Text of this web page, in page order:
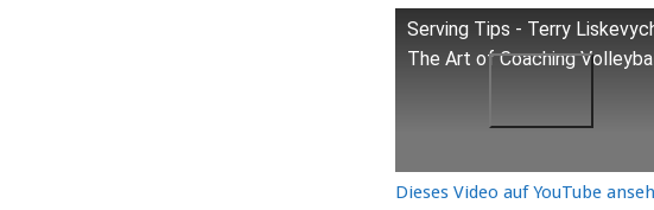
Serving Tips - Terry
The Art of Coaching
Dieses Video auf YouTube